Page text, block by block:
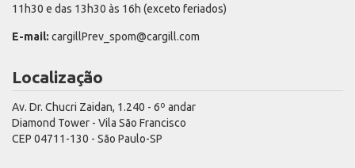
11h30 e das 13h30 às 16h (exceto feriados)
E-mail: cargillPrev_spom@cargill.com
Localização
Av. Dr. Chucri Zaidan, 1.240 - 6º andar
Diamond Tower - Vila São Francisco
CEP 04711-130 - São Paulo-SP